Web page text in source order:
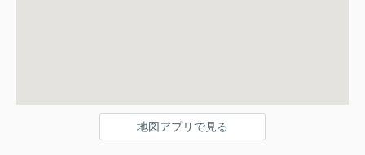
地図アプリで見る